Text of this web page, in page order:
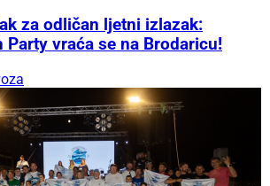
za odličan ljetni izlazak:
Party vraća se na Brodaricu!